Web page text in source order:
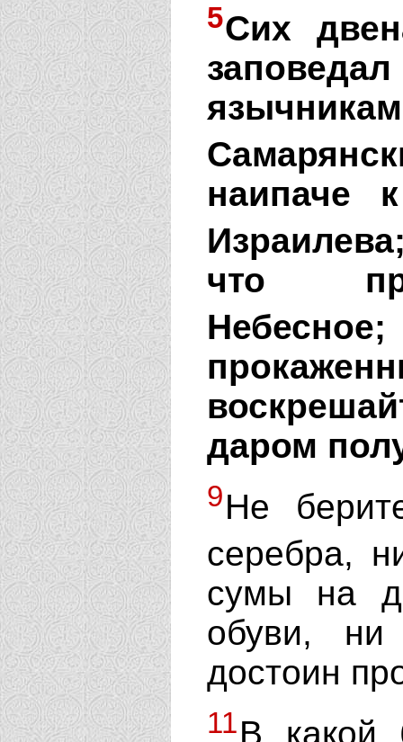
5Сих
наипаче
что
Небесное;
даром
9Не
серебра,
сумы на
обуви, ни
достоин
11В какой